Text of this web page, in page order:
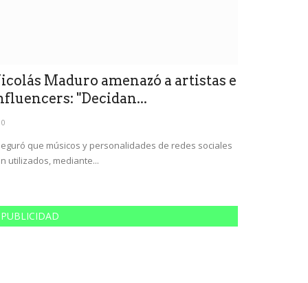
Maduro amenazó a artistas e
"Decidan...
0
que músicos y personalidades de redes sociales
utilizados, mediante...
PUBLICIDAD